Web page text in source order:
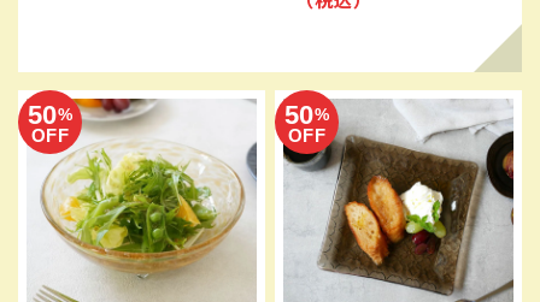
50%
OFF
50%
OFF